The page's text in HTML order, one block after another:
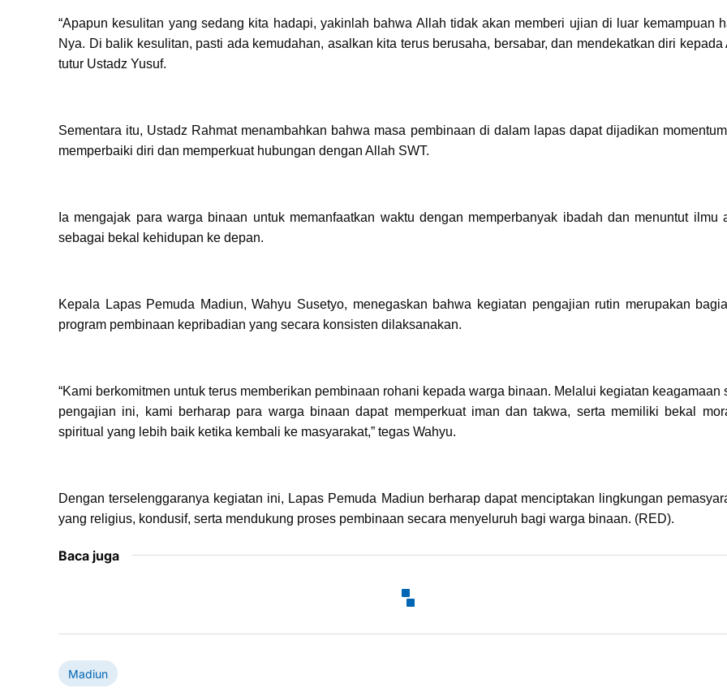
“Apapun kesulitan yang sedang kita hadapi, yakinlah bahwa Allah tidak akan memberi ujian di luar kemampuan
Nya. Di balik kesulitan, pasti ada kemudahan, asalkan kita terus berusaha, bersabar, dan mendekatkan diri kepada
tutur Ustadz Yusuf.
Sementara itu, Ustadz Rahmat menambahkan bahwa masa pembinaan di dalam lapas dapat dijadikan
memperbaiki diri dan memperkuat hubungan dengan Allah SWT.
Ia mengajak para warga binaan untuk memanfaatkan waktu dengan memperbanyak ibadah dan menuntut ilmu
sebagai bekal kehidupan ke depan.
Kepala Lapas Pemuda Madiun, Wahyu Susetyo, menegaskan bahwa kegiatan pengajian rutin merupakan
program pembinaan kepribadian yang secara konsisten dilaksanakan.
“Kami berkomitmen untuk terus memberikan pembinaan rohani kepada warga binaan. Melalui kegiatan keagamaan
pengajian ini, kami berharap para warga binaan dapat memperkuat iman dan takwa, serta memiliki bekal
spiritual yang lebih baik ketika kembali ke masyarakat,” tegas Wahyu.
Dengan terselenggaranya kegiatan ini, Lapas Pemuda Madiun berharap dapat menciptakan lingkungan
yang religius, kondusif, serta mendukung proses pembinaan secara menyeluruh bagi warga binaan. (RED).
Baca juga
Madiun